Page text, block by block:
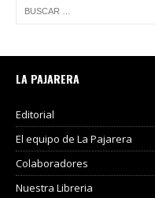
LA PAJARERA
Editorial
El equipo de La Pajarera
Colaboradores
Nuestra Libreria